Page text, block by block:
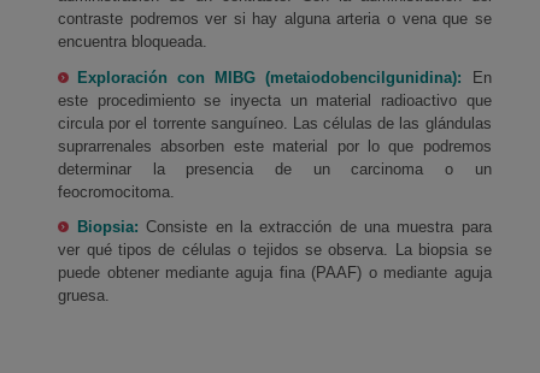
contraste podremos ver si hay alguna arteria o vena que se
encuentra bloqueada.
Exploración con MIBG (metaiodobencilgunidina): En
este procedimiento se inyecta un material radioactivo que
circula por el torrente sanguíneo. Las células de las glándulas
suprarrenales absorben este material por lo que podremos
determinar la presencia de un carcinoma o un
feocromocitoma.
Biopsia: Consiste en la extracción de una muestra para
ver qué tipos de células o tejidos se observa. La biopsia se
puede obtener mediante aguja fina (PAAF) o mediante aguja
gruesa.